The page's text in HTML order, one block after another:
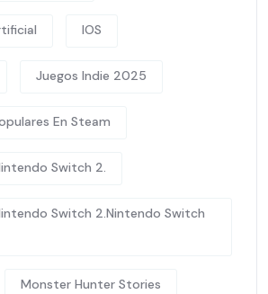
IOS
Juegos Indie 2025
En Steam
Switch 2.
Switch 2.Nintendo Switch
Monster Hunter Stories